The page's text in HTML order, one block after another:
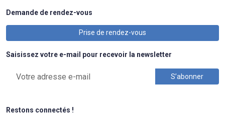
Demande de rendez-vous
Prise de rendez-vous
Saisissez votre e-mail pour recevoir la newsletter
Restons connectés !